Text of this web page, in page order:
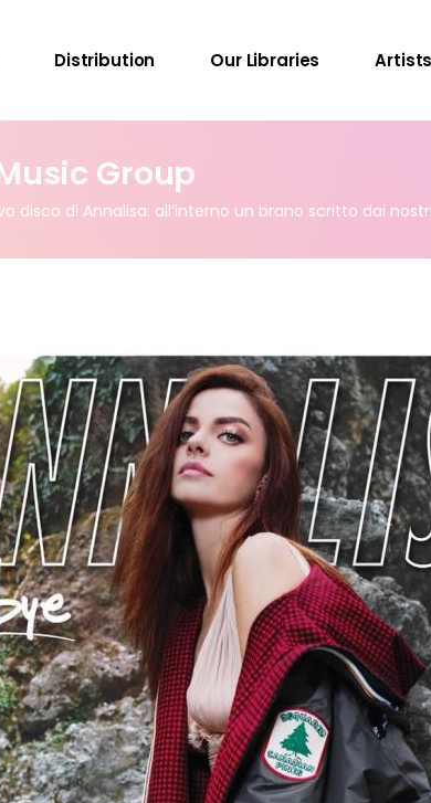
Distribution Our Libraries
Projects
Group
disco di Annalisa: all’interno un brano scritto dai